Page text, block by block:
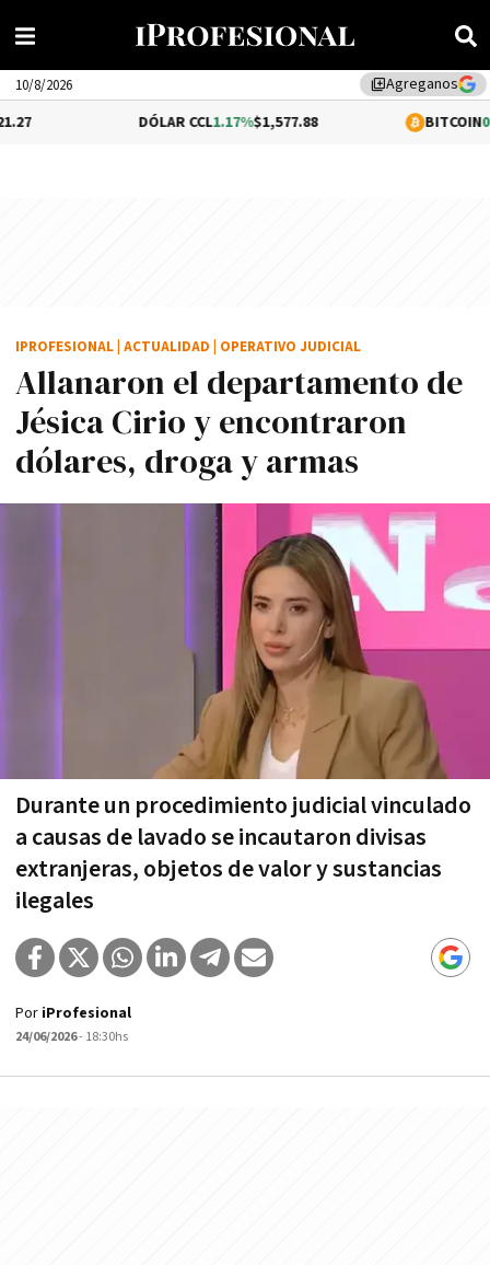
library_addAgreganos
10/8/2026
DÓLAR CCL1.17%$1,577.88 BITCOIN0.05%
Allanaron el departamento de
Jésica Cirio y encontraron
dólares, droga y armas
Durante un procedimiento judicial vinculado
a causas de lavado se incautaron divisas
extranjeras, objetos de valor y sustancias
ilegales
IPROFESIONAL ACTUALIDAD OPERATIVO JUDICIAL
Por iProfesional
24/06/2026- 18:30hs